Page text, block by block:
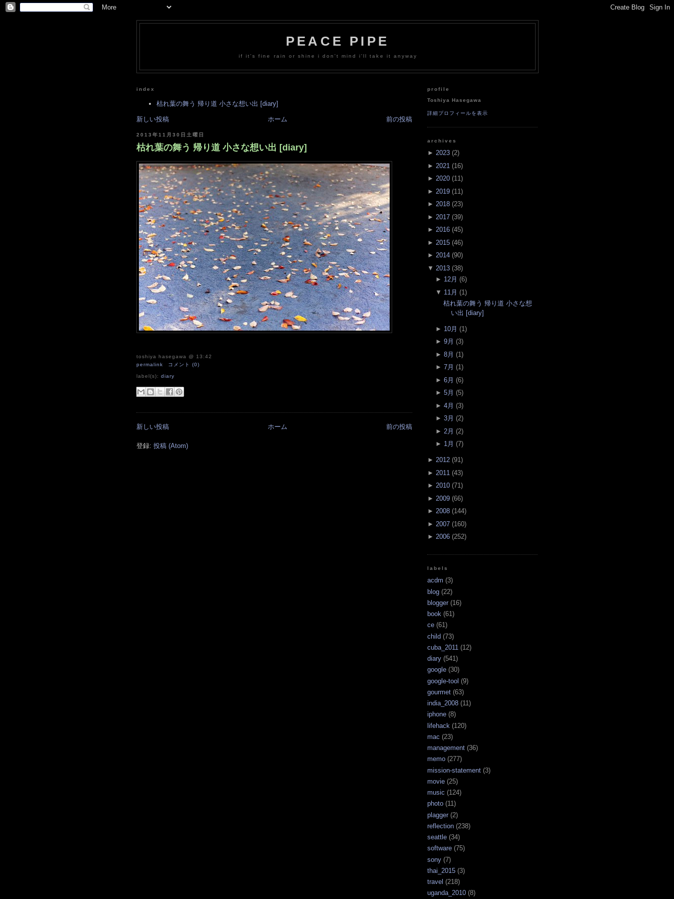
PEACE PIPE
if it's fine rain or shine i don't mind i'll take it anyway
index
枯れ葉の舞う 帰り道 小さな想い出 [diary]
新しい投稿 前の投稿
ホーム
2013年11月30日土曜日
枯れ葉の舞う 帰り道 小さな想い出 [diary]
toshiya hasegawa @ 13:42
permalink
コメント (0)
label(s):diary
新しい投稿 前の投稿
ホーム
登録: 投稿 (Atom)
profile
Toshiya Hasegawa
詳細プロフィールを表示
archives
► 2023 (2)
► 2021 (16)
► 2020 (11)
► 2019 (11 )
► 2018 (23)
► 2017 (39)
► 2016 (45)
► 2015 (46)
► 2014 (90)
▼ 2013 (38)
► 12月 (6)
▼ 11月 (1)
枯れ葉の舞う 帰り道 小さな想
い出 [diary]
► 10月 (1 )
► 9月 (3)
► 8月 (1 )
► 7月 (1)
► 6月 (6)
► 5月 (5)
► 4月 (3)
► 3月 (2)
► 2月 (2)
► 1月 (7)
► 2012 (91)
► 2011 (43)
► 2010 (71)
► 2009 (66)
► 2008 (144)
► 2007 (160)
► 2006 (252)
labels
acdm (3)
blog (22)
blogger (16)
book (61)
ce (61)
child (73)
cuba_2011 (12)
diary (541)
google (30)
google-tool (9)
gourmet (63)
india_2008 (11)
iphone (8)
lifehack (120)
mac (23)
management (36)
memo (277)
mission-statement (3)
movie (25)
music (124)
photo (11)
plagger (2)
reflection (238)
seattle (34)
software (75)
sony (7)
thai_2015 (3)
travel (218)
uganda_2010 (8)